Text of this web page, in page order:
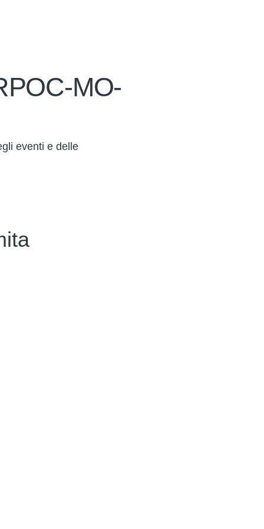
MO-
eventi e delle